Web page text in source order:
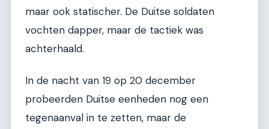
maar ook statischer. De Duitse soldaten
vochten dapper, maar de tactiek was
achterhaald.
In de nacht van 19 op 20 december
probeerden Duitse eenheden nog een
tegenaanval in te zetten, maar de